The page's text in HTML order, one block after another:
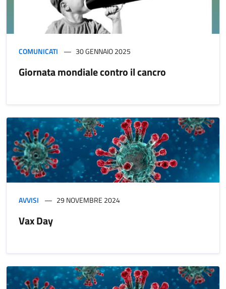
COMUNICATI 30 GENNAIO 2025
Giornata mondiale contro il cancro
AVVISI 29 NOVEMBRE 2024
Vax Day